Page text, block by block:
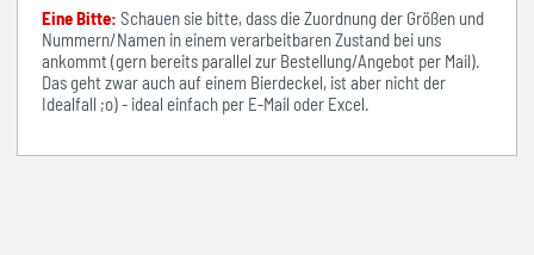
Eine Bitte: Schauen sie bitte, dass die Zuordnung der Größen und
Nummern/Namen in einem verarbeitbaren Zustand bei uns
ankommt (gern bereits parallel zur Bestellung/Angebot per Mail).
Das geht zwar auch auf einem Bierdeckel, ist aber nicht der
Idealfall ;o) - ideal einfach per E-Mail oder Excel.